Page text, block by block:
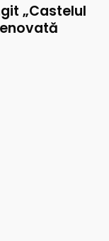
„Castelul